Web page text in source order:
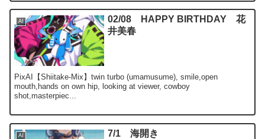
AI
02/08 HAPPY BIRTHDAY 花
井美春
PixAI【Shiitake-Mix】twin turbo (umamusume), smile,open
mouth,hands on own hip, looking at viewer, cowboy
shot,masterpiec...
AI 7/1 海開き